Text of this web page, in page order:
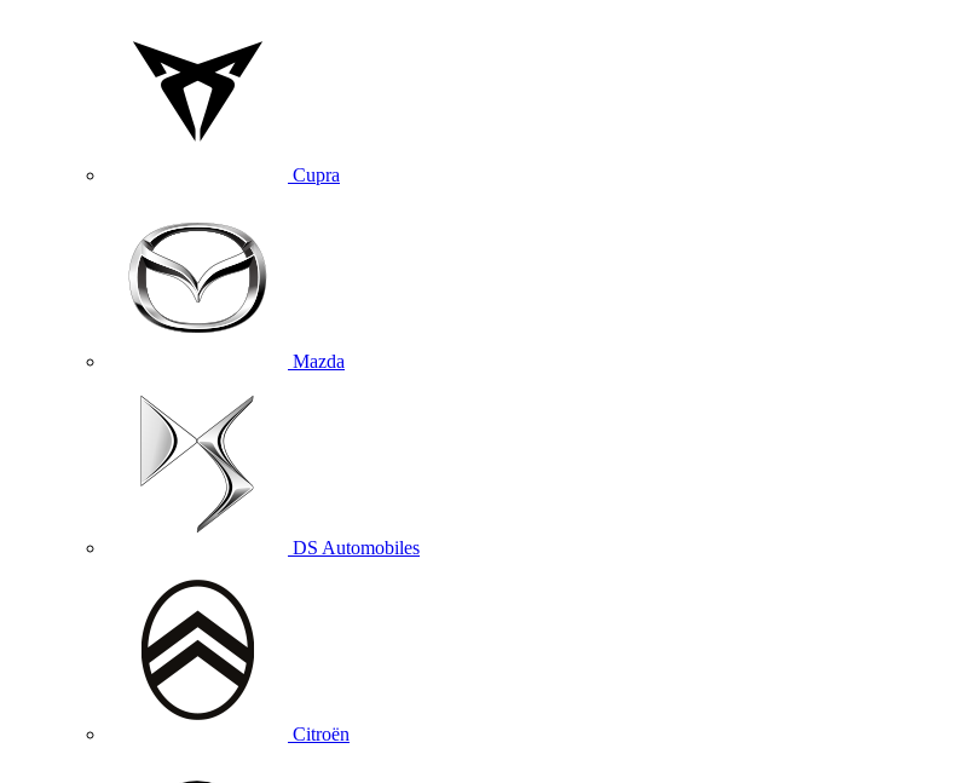
Cupra
Mazda
DS Automobiles
Citroën